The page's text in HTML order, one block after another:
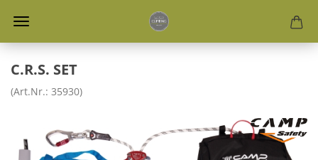
C.R.S. SET
(Art.Nr.: 35930)